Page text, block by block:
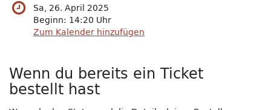
Sa, 26. April 2025
Beginn: 14:20 Uhr
Zum Kalender hinzufügen
Wenn du bereits ein Ticket
bestellt hast